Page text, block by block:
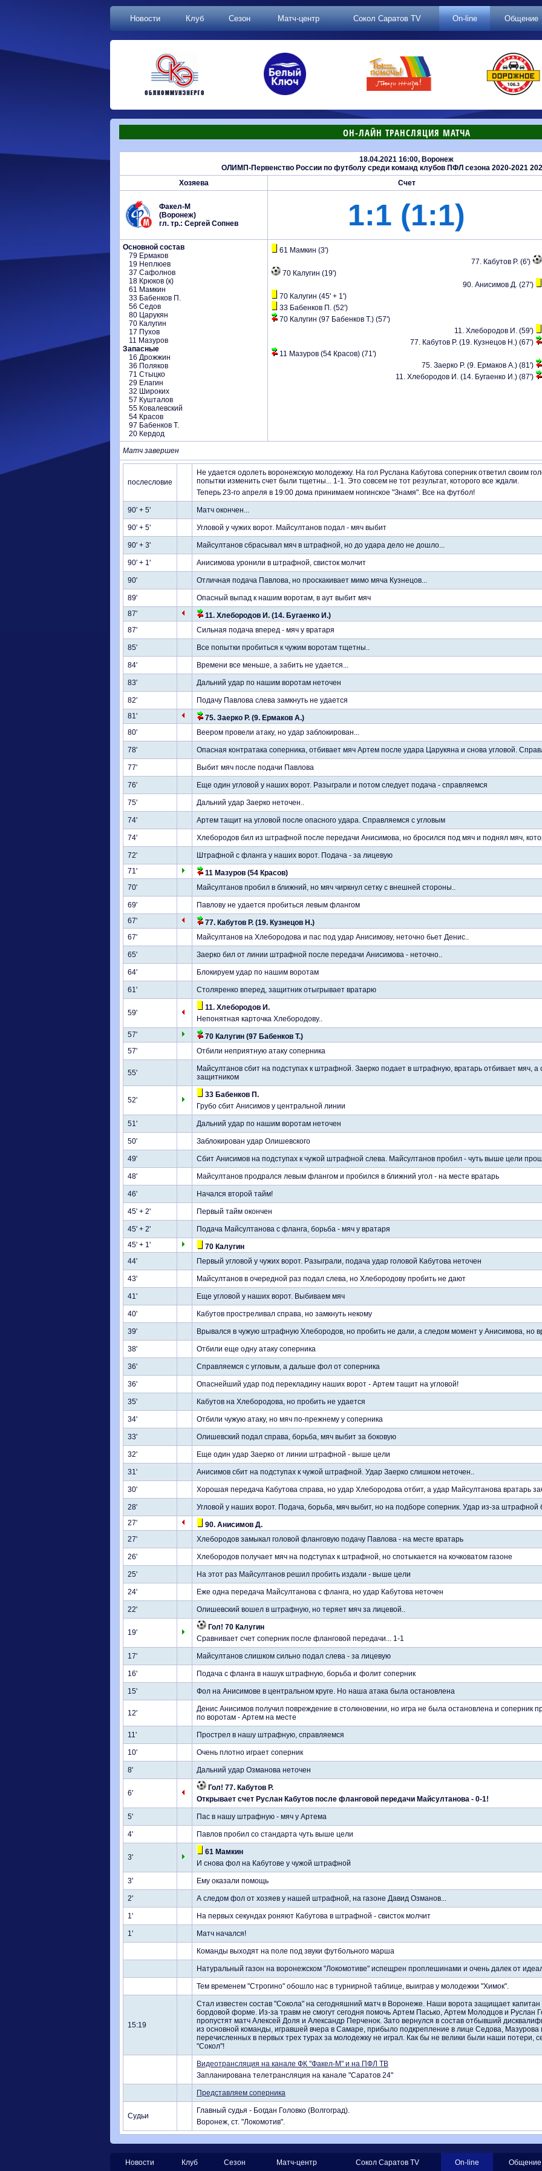
Новости Клуб Сезон Матч-центр Сокол Саратов TV On-line Общение
ОН-ЛАЙН ТРАНСЛЯЦИЯ МАТЧА
18.04.2021 16:00, Воронеж
ОЛИМП-Первенство России по футболу среди команд клубов ПФЛ сезона 2020-2021
Хозяева
Счет
Факел-М
(Воронеж)
гл. тр.: Сергей Сопнев
1:1 (1:1)
Основной состав
79 Ермаков
19 Неплюев
37 Сафолнов
18 Крюков (к)
61 Мамкин
33 Бабенков П.
56 Седов
80 Царукян
70 Калугин
17 Пухов
11 Мазуров
Запасные
16 Дрожжин
36 Поляков
71 Стыцко
29 Елагин
32 Широких
57 Кушталов
55 Ковалевский
54 Красов
97 Бабенков Т.
20 Кердод
61 Мамкин (3')
77. Кабутов Р. (6')
70 Калугин (19')
90. Анисимов Д. (27')
70 Калугин (45' + 1')
33 Бабенков П. (52')
70 Калугин (97 Бабенков Т.) (57')
11. Хлебородов И. (59')
77. Кабутов Р. (19. Кузнецов Н.) (67')
11 Мазуров (54 Красов) (71')
75. Заерко Р. (9. Ермаков А.) (81')
11. Хлебородов И. (14. Бугаенко И.) (87')
Матч завершен
послесловие
Не удается одолеть воронежскую молодежку. На гол Руслана Кабутова соперник ответил своим
попытки изменить счет были тщетны... 1-1. Это совсем не тот результат, которого все ждали.
Теперь 23-го апреля в 19:00 дома принимаем ногинское "Знамя". Все на футбол!
90' + 5' Матч окончен...
90' + 5' Угловой у чужих ворот. Майсултанов подал - мяч выбит
90' + 3' Майсултанов сбрасывал мяч в штрафной, но до удара дело не дошло...
90' + 1' Анисимова уронили в штрафной, свисток молчит
90' Отличная подача Павлова, но проскакивает мимо мяча Кузнецов...
89'
Опасный выпад к нашим воротам, в аут выбит мяч
87'
11. Хлебородов И. (14. Бугаенко И.)
87'
Сильная подача вперед - мяч у вратаря
85' Все попытки пробиться к чужим воротам тщетны..
84' Времени все меньше, а забить не удается...
83' Дальний удар по нашим воротам неточен
82'
Подачу Павлова слева замкнуть не удается
81'
75. Заерко Р. (9. Ермаков А.)
80'
Веером провели атаку, но удар заблокирован...
78' Опасная контратака соперника, отбивает мяч Артем после удара Царукяна и снова угловой.
77' Выбит мяч после подачи Павлова
76' Еще один угловой у наших ворот. Разыграли и потом следует подача - справляемся
75' Дальний удар Заерко неточен..
74' Артем тащит на угловой после опасного удара. Справляемся с угловым
74' Хлебородов бил из штрафной после передачи Анисимова, но бросился под мяч и поднял мяч,
72'
Штрафной с фланга у наших ворот. Подача - за лицевую
71'
11 Мазуров (54 Красов)
70'
Майсултанов пробил в ближний, но мяч чиркнул сетку с внешней стороны..
69'
Павлову не удается пробиться левым флангом
67'
77. Кабутов Р. (19. Кузнецов Н.)
67'
Майсултанов на Хлебородова и пас под удар Анисимову, неточно бьет Денис..
65' Заерко бил от линии штрафной после передачи Анисимова - неточно..
64' Блокируем удар по нашим воротам
61' Столяренко вперед, защитник отыгрывает вратарю
59'
11. Хлебородов И.
Непонятная карточка Хлебородову..
57'
70 Калугин (97 Бабенков Т.)
57'
Отбили неприятную атаку соперника
55'
Майсултанов сбит на подступах к штрафной. Заерко подает в штрафную, вратарь отбивает мяч, а
защитником
52'
33 Бабенков П.
Грубо сбит Анисимов у центральной линии
51' Дальний удар по нашим воротам неточен
50' Заблокирован удар Олишевского
49' Сбит Анисимов на подступах к чужой штрафной слева. Майсултанов пробил - чуть выше цели
48' Майсултанов продрался левым флангом и пробился в ближний угол - на месте вратарь
46' Начался второй тайм!
45' + 2' Первый тайм окончен
45' + 2'
Подача Майсултанова с фланга, борьба - мяч у вратаря
45' + 1'
70 Калугин
44'
Первый угловой у чужих ворот. Разыграли, подача удар головой Кабутова неточен
43' Майсултанов в очередной раз подал слева, но Хлебородову пробить не дают
41' Еще угловой у наших ворот. Выбиваем мяч
40' Кабутов простреливал справа, но замкнуть некому
39' Врывался в чужую штрафную Хлебородов, но пробить не дали, а следом момент у Анисимова, но
38' Отбили еще одну атаку соперника
36' Справляемся с угловым, а дальше фол от соперника
36' Опаснейший удар под перекладину наших ворот - Артем тащит на угловой!
35' Кабутов на Хлебородова, но пробить не удается
34' Отбили чужую атаку, но мяч по-прежнему у соперника
33' Олишевский подал справа, борьба, мяч выбит за боковую
32' Еще один удар Заерко от линии штрафной - выше цели
31' Анисимов сбит на подступах к чужой штрафной. Удар Заерко слишком неточен..
30' Хорошая передача Кабутова справа, но удар Хлебородова отбит, а удар Майсултанова вратарь
28'
Угловой у наших ворот. Подача, борьба, мяч выбит, но на подборе соперник. Удар из-за штрафной
27'
90. Анисимов Д.
27'
Хлебородов замыкал головой фланговую подачу Павлова - на месте вратарь
26' Хлебородов получает мяч на подступах к штрафной, но спотыкается на кочковатом газоне
25' На этот раз Майсултанов решил пробить издали - выше цели
24' Еже одна передача Майсултанова с фланга, но удар Кабутова неточен
22' Олишевский вошел в штрафную, но теряет мяч за лицевой..
19'
Гол! 70 Калугин
Сравнивает счет соперник после фланговой передачи... 1-1
17' Майсултанов слишком сильно подал слева - за лицевую
16' Подача с фланга в нашук штрафную, борьба и фолит соперник
15' Фол на Анисимове в центральном круге. Но наша атака была остановлена
12'
Денис Анисимов получил повреждение в столкновении, но игра не была остановлена и соперник
по воротам - Артем на месте
11' Прострел в нашу штрафную, справляемся
10' Очень плотно играет соперник
8' Дальний удар Озманова неточен
6'
Гол! 77. Кабутов Р.
Открывает счет Руслан Кабутов после фланговой передачи Майсултанова - 0-1!
5' Пас в нашу штрафную - мяч у Артема
4' Павлов пробил со стандарта чуть выше цели
3'
61 Мамкин
И снова фол на Кабутове у чужой штрафной
3' Ему оказали помощь
2' А следом фол от хозяев у нашей штрафной, на газоне Давид Озманов...
1' На первых секундах роняют Кабутова в штрафной - свисток молчит
1' Матч начался!
Команды выходят на поле под звуки футбольного марша
Натуральный газон на воронежском "Локомотиве" испещрен проплешинами и очень далек от
Тем временем "Строгино" обошло нас в турнирной таблице, выиграв у молодежки "Химок".
15:19
Стал известен состав "Сокола" на сегодняшний матч в Воронеже. Наши ворота защищает
бордовой форме. Из-за травм не смогут сегодня помочь Артем Пасько, Артем Молодцов и Руслан
пропустят матч Алексей Доля и Александр Перченок. Зато вернулся в состав отбывший
из основной команды, игравшей вчера в Самаре, прибыло подкрепление в лице Седова,
перечисленных в первых трех турах за молодежку не играл. Как бы не велики были наши потери,
"Сокол"!
Видеотрансляция на канале ФК "Факел-М" и на ПФЛ ТВ
Запланирована телетрансляция на канале "Саратов 24"
Представляем соперника
Судьи
Главный судья - Богдан Головко (Волгоград).
Воронеж, ст. "Локомотив".
Новости Клуб Сезон Матч-центр Сокол Саратов TV On-line Общение